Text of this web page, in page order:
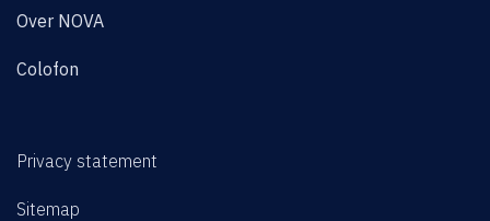
Over NOVA
Colofon
Privacy statement
Sitemap